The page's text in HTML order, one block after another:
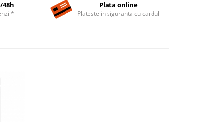
48h Plata online
Plateste in siguranta cu cardul